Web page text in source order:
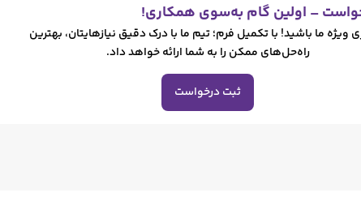
– اولین گام به‌سوی همکاری!
ویژه ما باشید! با تکمیل فرم؛ تیم ما با درک دقیق نیازهایتان، بهترین
راه‌حل‌های ممکن را به شما ارائه خواهد داد.
ثبت درخواست